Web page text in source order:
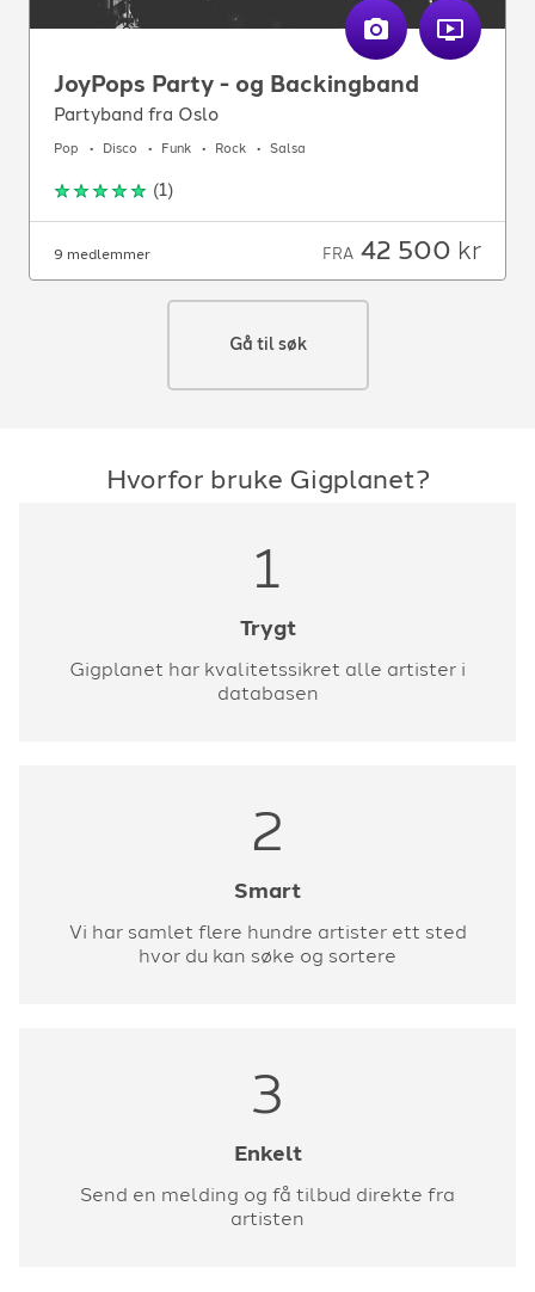
JoyPops Party - og Backingband
Partyband fra Oslo
Pop Disco Funk Rock Salsa
(1)
9 medlemmer FRA 42 500 kr
Gå til søk
Hvorfor bruke Gigplanet?
1
Trygt
Gigplanet har kvalitetssikret alle artister i
databasen
2
Smart
Vi har samlet flere hundre artister ett sted
hvor du kan søke og sortere
3
Enkelt
Send en melding og få tilbud direkte fra
artisten